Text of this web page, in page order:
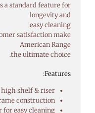
a standard feature for
longevity and
easy cleaning.
satisfaction make
American Range
the ultimate choice.
Features:
shelf & riser.
construction.
easy cleaning.